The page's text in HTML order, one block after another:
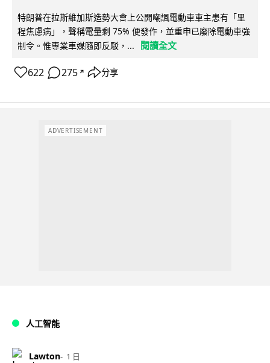
特朗普在拉斯維加斯造勢大會上公開嘲諷電動車車主患有「里
程焦慮病」，聲稱電量剩 75% 便發作，並重申已廢除電動車強
制令。惟專業車媒隨即反駁，...
閱讀全文
622 275 ↗ 分享
ADVERTISEMENT
人工智能
Lawton 1 日